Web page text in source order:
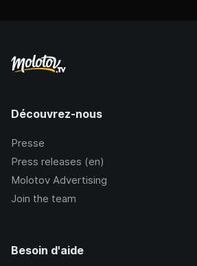
Découvrez-nous
Presse
Press releases (en)
Molotov Advertising
Join the team
Besoin d'aide